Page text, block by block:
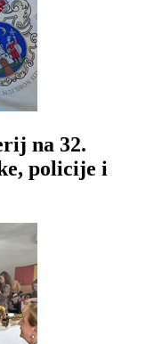
na 32.
policije i